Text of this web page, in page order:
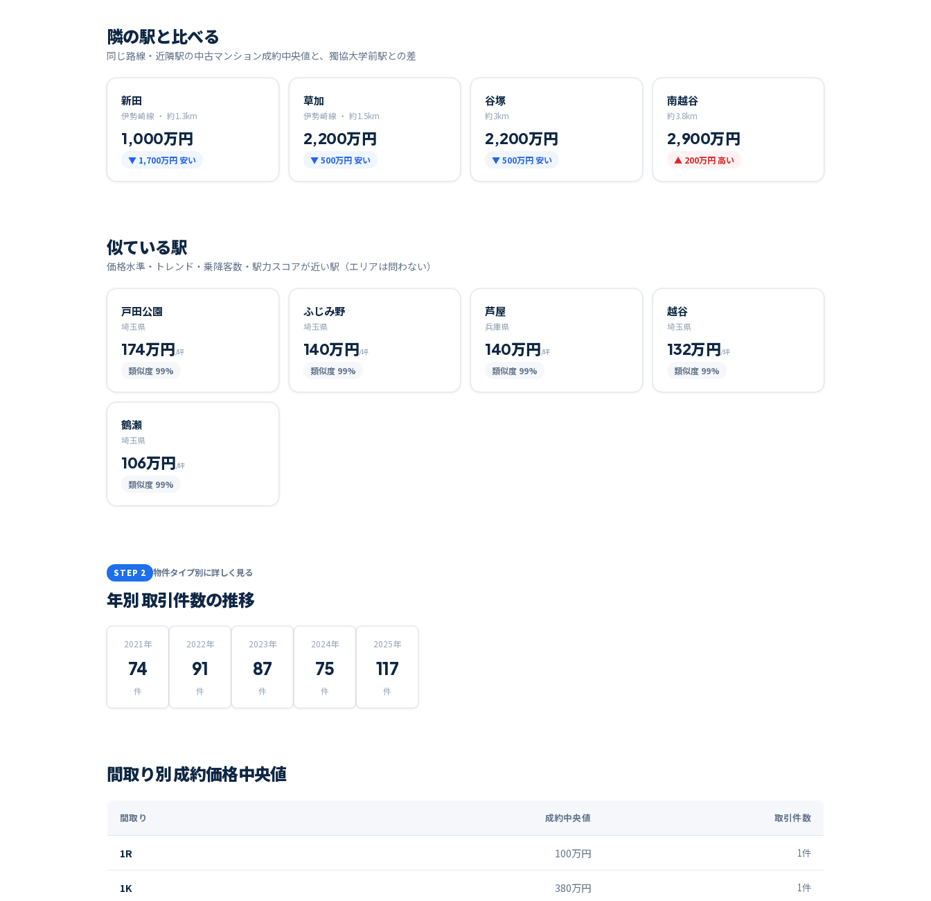
隣の駅と比べる
同じ路線・近隣駅の中古マンション成約中央値と、 獨協大学前駅との差
新田
伊勢崎線 ・ 約1.3km
1,000万円
▼ 1,700万円 安い
草加
伊勢崎線 ・ 約1.5km
2,200万円
▼ 500万円 安い
谷塚
約3km
2,200万円
▼500万円 安い
南越谷
約3.8km
2,900万円
▲ 200万円 高い
似ている駅
価格水準・トレンド・乗降客数・駅力スコアが近い駅（エリアは問わない）
戸田公園
埼玉県
174万円/坪
類似度 99%
ふじみ野
埼玉県
140万円/坪
類似度 99%
芦屋
兵庫県
140万円/坪
類似度 99%
越谷
埼玉県
132万円/坪
類似度 99%
鶴瀬
埼玉県
106万円/坪
類似度 99%
STEP 2 物件タイプ別に詳しく見る
年別 取引件数の推移
2021 年
74
件
2022年
91
件
2023年
87
件
2024年
75
件
2025年
117
件
間取り別 成約価格中央値
間取り 成約中央値 取引件数
1R 100万円 1件
1K 380万円 1件